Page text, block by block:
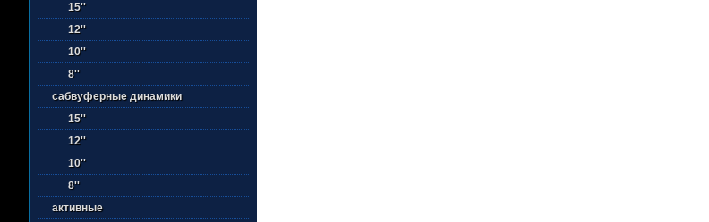
15''
12''
10''
8''
сабвуферные динамики
15''
12''
10''
8''
активные